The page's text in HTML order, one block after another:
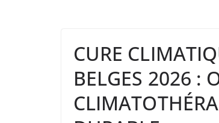
CURE
BELGES 2026 :